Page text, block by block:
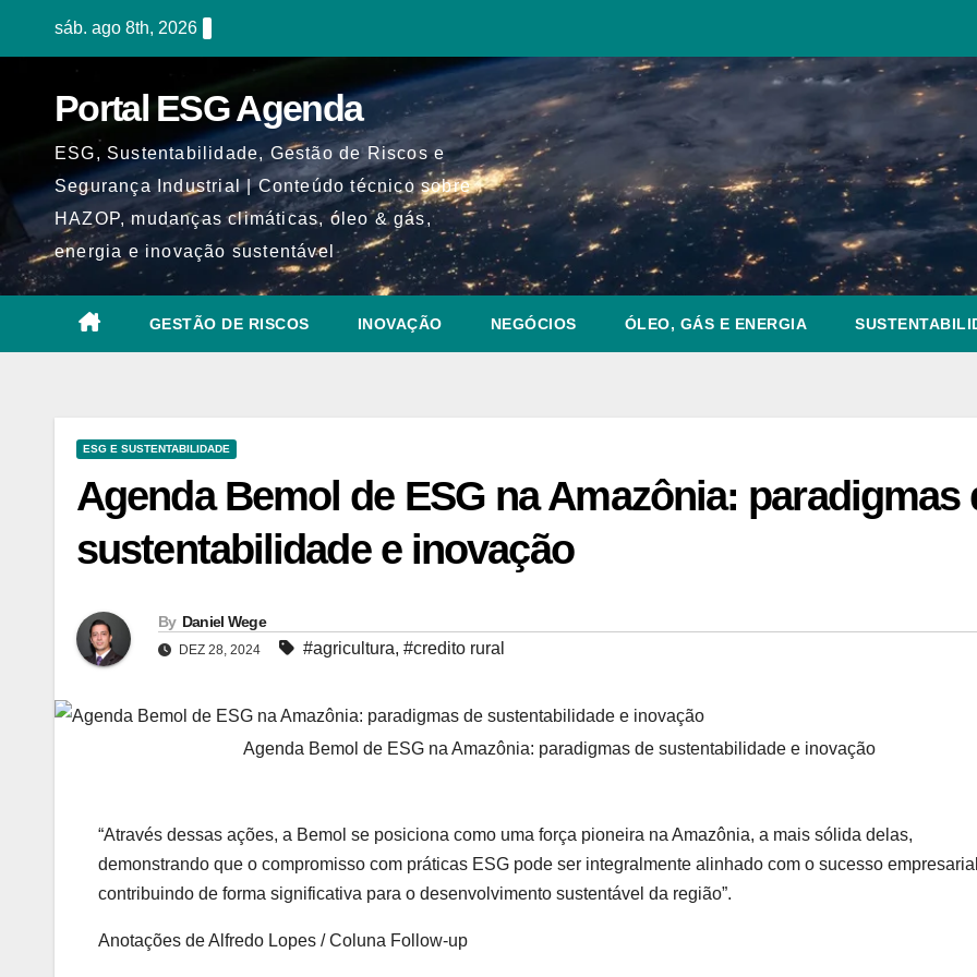
sáb. ago 8th, 2026
Portal ESG Agenda
ESG, Sustentabilidade, Gestão de Riscos e
Segurança Industrial | Conteúdo técnico sobre
HAZOP, mudanças climáticas, óleo & gás,
energia e inovação sustentável
GESTÃO DE RISCOS INOVAÇÃO NEGÓCIOS ÓLEO, GÁS E ENERGIA
ESG E SUSTENTABILIDADE
Agenda Bemol de ESG na Amazônia: paradigmas
sustentabilidade e inovação
By Daniel Wege
DEZ 28, 2024 #agricultura, #credito rural
Agenda Bemol de ESG na Amazônia: paradigmas de sustentabilidade e inovação
“Através dessas ações, a Bemol se posiciona como uma força pioneira na Amazônia, a mais sólida delas,
demonstrando que o compromisso com práticas ESG pode ser integralmente alinhado com o sucesso
contribuindo de forma significativa para o desenvolvimento sustentável da região”.
Anotações de Alfredo Lopes / Coluna Follow-up